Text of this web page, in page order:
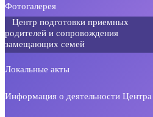
Фотогалерея
Центр подготовки приемных
родителей и сопровождения
замещающих семей
Локальные акты
Информация о деятельности Центра